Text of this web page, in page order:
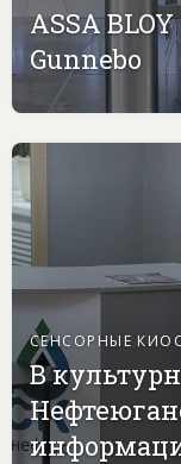
ASSA
Gunnebo
СЕНСОРНЫЕ
В